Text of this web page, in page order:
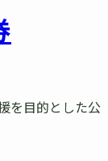
を目的とした公